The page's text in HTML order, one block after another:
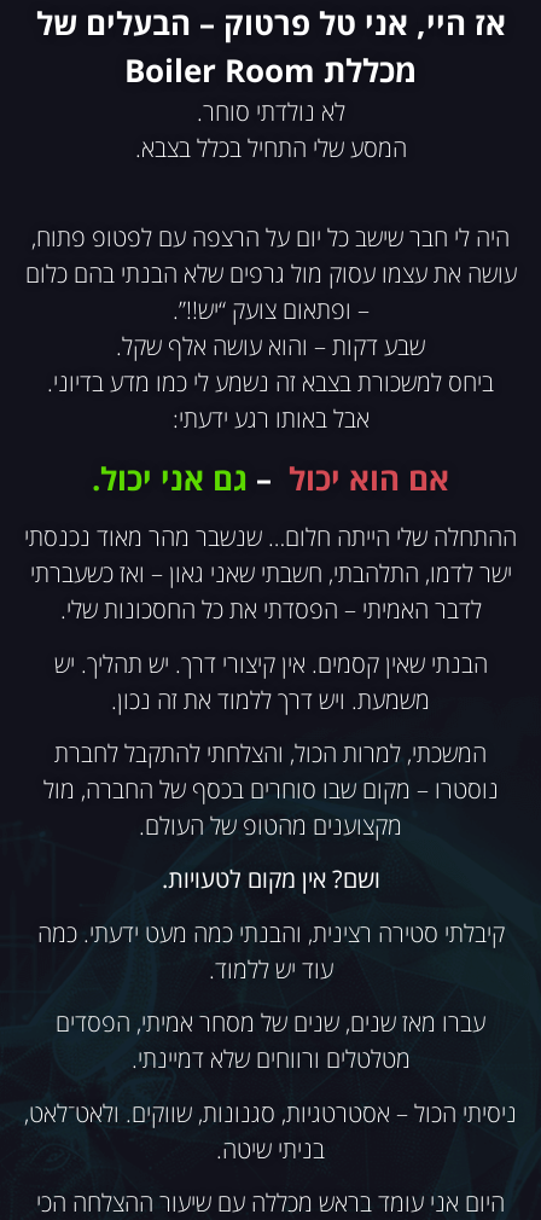
אז היי, אני טל פרטוק – הבעלים של
מכללת Boiler Room
לא נולדתי סוחר.
המסע שלי התחיל בכלל בצבא.
היה לי חבר שישב כל יום על הרצפה עם לפטופ פתוח,
עושה את עצמו עסוק מול גרפים שלא הבנתי בהם כלום
– ופתאום צועק “יש!!”.
שבע דקות – והוא עושה אלף שקל.
ביחס למשכורת בצבא זה נשמע לי כמו מדע בדיוני.
אבל באותו רגע ידעתי:
אם הוא יכול – גם אני יכול.
ההתחלה שלי הייתה חלום… שנשבר מהר מאוד נכנסתי
ישר לדמו, התלהבתי, חשבתי שאני גאון – ואז כשעברתי
לדבר האמיתי – הפסדתי את כל החסכונות שלי.
הבנתי שאין קסמים. אין קיצורי דרך. יש תהליך. יש
משמעת. ויש דרך ללמוד את זה נכון.
המשכתי, למרות הכול, והצלחתי להתקבל לחברת
נוסטרו – מקום שבו סוחרים בכסף של החברה, מול
מקצוענים מהטופ של העולם.
ושם? אין מקום לטעויות.
קיבלתי סטירה רצינית, והבנתי כמה מעט ידעתי. כמה
עוד יש ללמוד.
עברו מאז שנים, שנים של מסחר אמיתי, הפסדים
מטלטלים ורווחים שלא דמיינתי.
ניסיתי הכול – אסטרטגיות, סגנונות, שווקים. ולאט־לאט,
בניתי שיטה.
היום אני עומד בראש מכללה עם שיעור ההצלחה הכי